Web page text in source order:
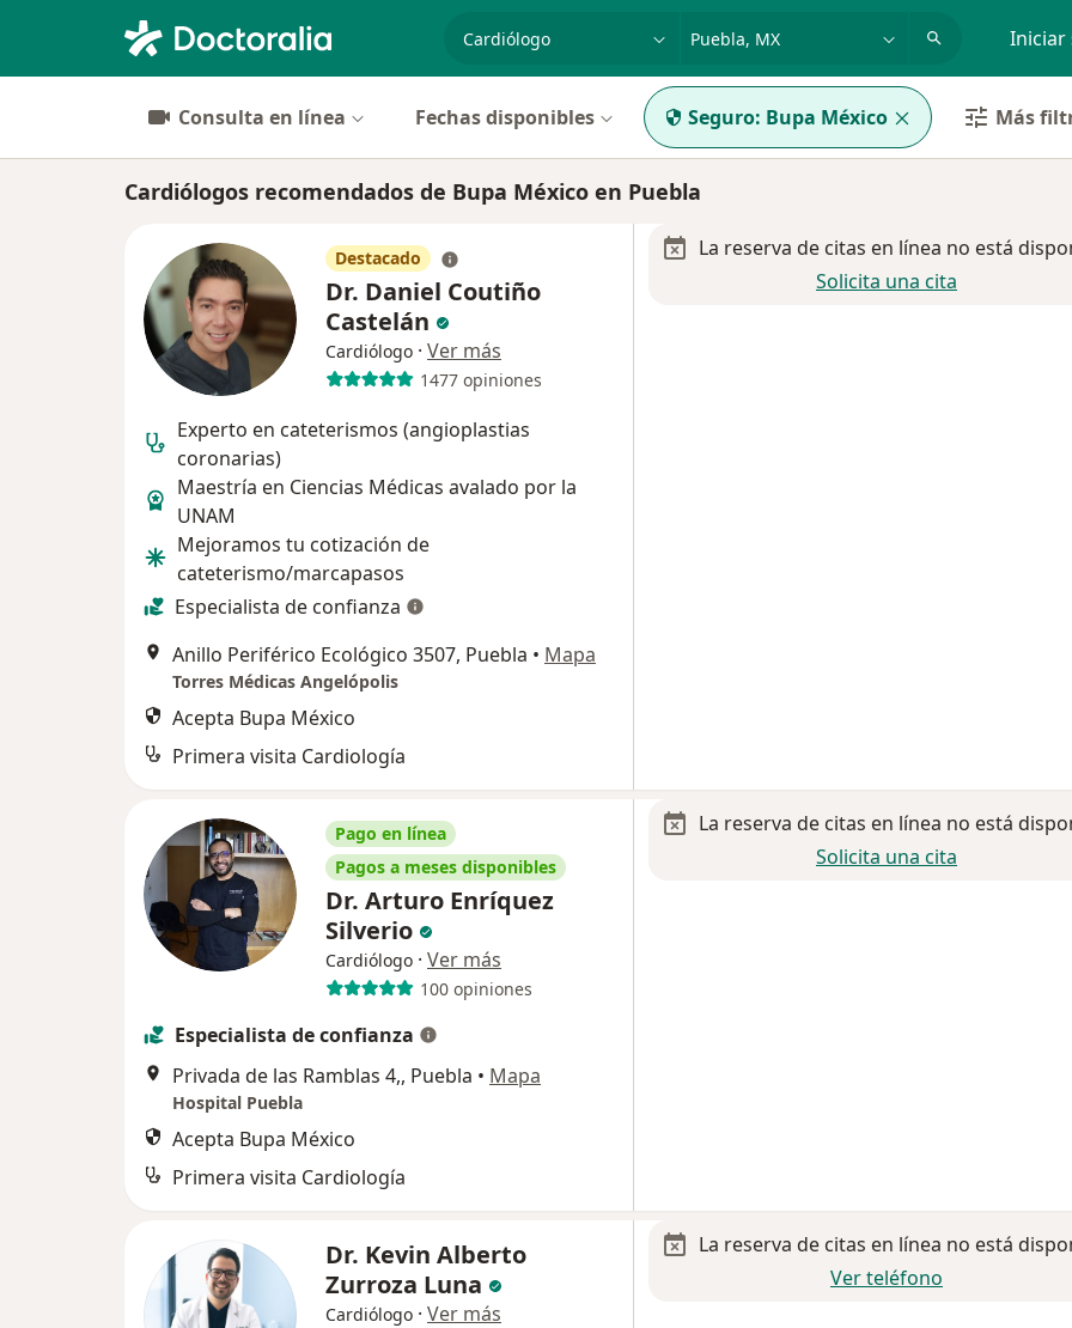
especialidad, enfermedad o nombre Iniciar
Consulta en línea Fechas disponibles Seguro: Bupa México Más
Cardiólogos recomendados de Bupa México en Puebla
Destacado
Dr. Daniel Coutiño
Castelán
Cardiólogo · Ver más
1477 opiniones
Experto en cateterismos (angioplastias
coronarias)
Maestría en Ciencias Médicas avalado por la
UNAM
Mejoramos tu cotización de
cateterismo/marcapasos
Especialista de confianza
Anillo Periférico Ecológico 3507, Puebla • Mapa
Torres Médicas Angelópolis
Acepta Bupa México
Primera visita Cardiología
La reserva de citas en línea no está
Solicita una cita
Pago en línea
Pagos a meses disponibles
Dr. Arturo Enríquez
Silverio
Cardiólogo · Ver más
100 opiniones
Especialista de confianza
Privada de las Ramblas 4,, Puebla • Mapa
Hospital Puebla
Acepta Bupa México
Primera visita Cardiología
La reserva de citas en línea no está
Solicita una cita
Dr. Kevin Alberto
Zurroza Luna
Cardiólogo · Ver más
La reserva de citas en línea no está
Ver teléfono